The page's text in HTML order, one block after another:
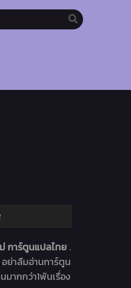
การ์ตูนแปลไทย .
อย่าลืมอ่านการ์ตูน
มากกว่า1พันเรื่อง